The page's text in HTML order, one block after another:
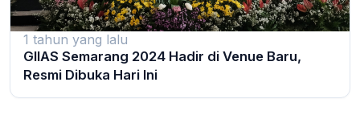
1 tahun yang lalu
GIIAS Semarang 2024 Hadir di Venue Baru,
Resmi Dibuka Hari Ini